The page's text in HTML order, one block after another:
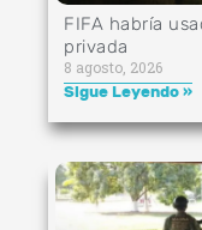
FIFA habría
privada
8 agosto, 2026
Sigue Leyendo »